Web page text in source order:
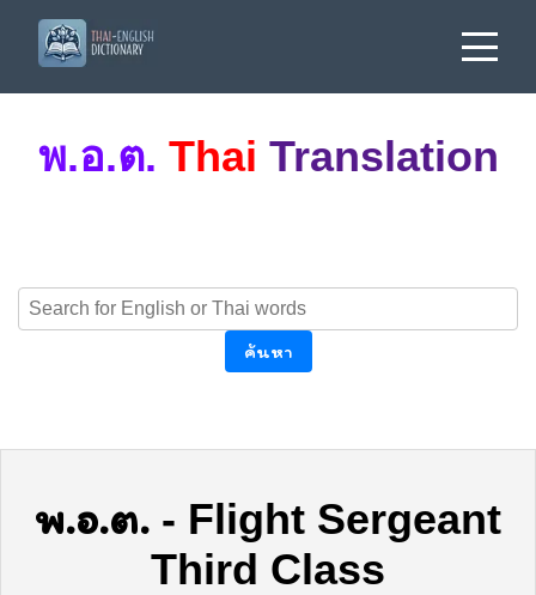
พ.อ.ต. Thai Translation
ค้นหา
พ.อ.ต. - Flight Sergeant
Third Class